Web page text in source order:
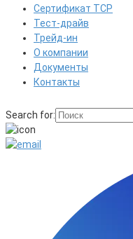
Сертификат ТСР
Тест-драйв
Трейд-ин
О компании
Документы
Контакты
Search for: